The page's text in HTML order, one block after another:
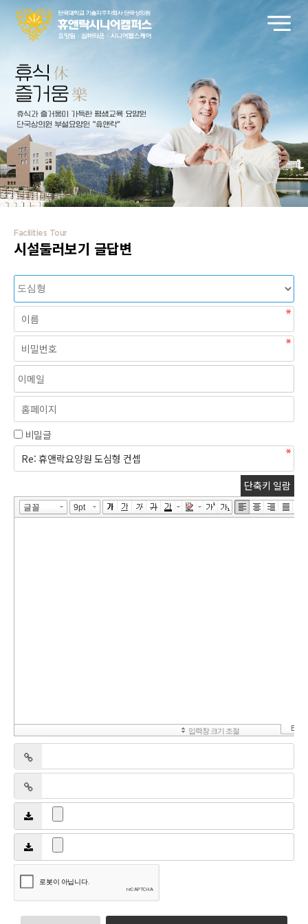
Facilities Tour
시설둘러보기 글답변
비밀글
단축키 일람